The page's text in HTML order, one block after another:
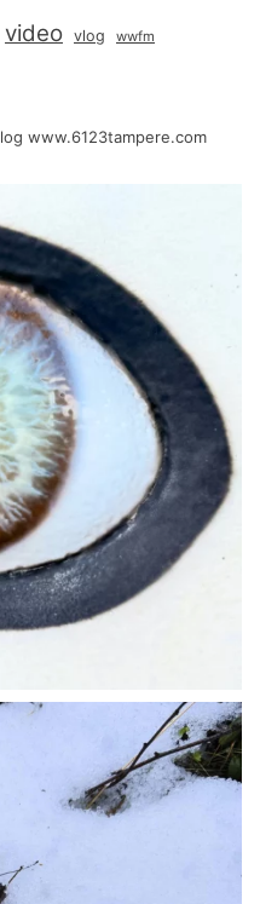
video vlog wwfm
www.6123tampere.com